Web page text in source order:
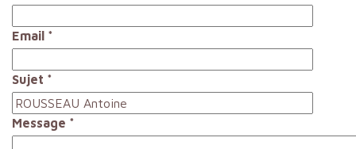
Email *
Sujet *
Message *